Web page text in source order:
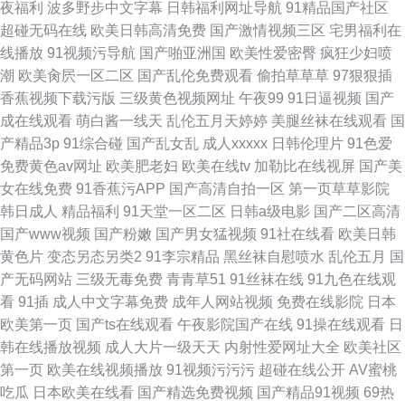
夜福利 波多野步中文字幕 日韩福利网址导航 91精品国产社区
超碰无码在线 欧美日韩高清免费 国产激情视频三区 宅男福利在
线播放 91视频污导航 国产啪亚洲国 欧美性爱密臀 疯狂少妇喷
潮 欧美肏屄一区二区 国产乱伦免费观看 偷拍草草草 97狠狠插
香蕉视频下载污版 三级黄色视频网址 午夜99 91日逼视频 国产
成在线观看 萌白酱一线天 乱伦五月天婷婷 美腿丝袜在线观看 国
产精品3p 91综合碰 国产乱女乱 成人xxxxx 日韩伦理片 91色爱
免费黄色av网址 欧美肥老妇 欧美在线tv 加勒比在线视屏 国产美
女在线免费 91香蕉污APP 国产高清自拍一区 第一页草草影院
韩日成人 精品福利 91天堂一区二区 日韩a级电影 国产二区高清
国产www视频 国产粉嫩 国产男女猛视频 91社在线看 欧美日韩
黄色片 变态另态另类2 91李宗精品 黑丝袜自慰喷水 乱伦五月 国
产无码网站 三级无毒免费 青青草51 91丝袜在线 91九色在线观
看 91插 成人中文字幕免费 成年人网站视频 免费在线影院 日本
欧美第一页 国产ts在线观看 午夜影院国产在线 91操在线观看 日
韩在线播放视频 成人大片一级天天 内射性爱网址大全 欧美社区
第一页 欧美在线视频播放 91视频污污污 超碰在线公开 AV蜜桃
吃瓜 日本欧美在线看 国产精选免费视频 国产精品91视频 69热